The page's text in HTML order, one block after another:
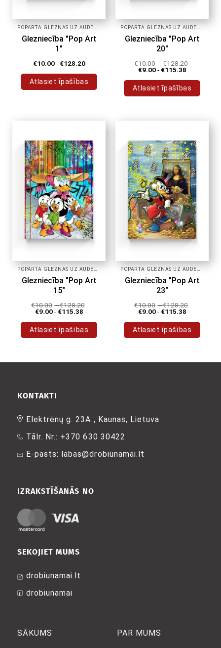
Glezniecība "Pop Art
1"
€10.00-€128.20
Atlasiet īpašības
Variantus
var
izvēlēties
produkta
lapā
Glezniecība "Pop Art
20"
€10.00 -€128.20
€9.00-€115.38
Atlasiet īpašības
varianti.
Variantus
var
izvēlēties
produkta
lapā
Glezniecība "Pop Art
15"
€10.00 -€128.20
€9.00-€115.38
Atlasiet īpašības
ir
izvēlēties
produkta
lapā
Glezniecība "Pop Art
23"
€10.00 -€128.20
€9.00-€115.38
Atlasiet īpašības
ir
SĀKUMS PAR MUMS
SEKOJIET MUMS
drobiunamai.lt
drobiunamai
IZRAKSTĪŠANĀS NO
KONTAKTI
Elektrėnų g. 23A , Kaunas, Lietuva
Tālr. Nr.: +370 630 30422
E-pasts: labas@drobiunamai.lt